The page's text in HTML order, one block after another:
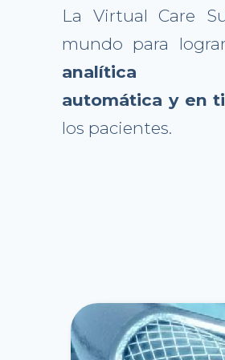
La Virtual Care
mundo para
analítica
automática y en
los pacientes.